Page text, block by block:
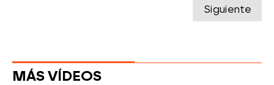
Siguiente
MÁS VÍDEOS